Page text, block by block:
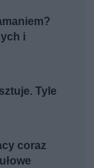
i
Tyle
coraz